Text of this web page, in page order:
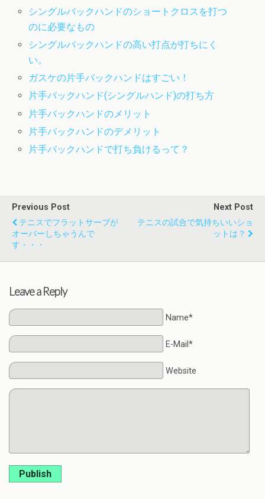
シングルバックハンドのショートクロスを打つ
のに必要なもの
シングルバックハンドの高い打点が打ちにく
い。
ガスケの片手バックハンドはすごい！
片手バックハンド(シングルハンド)の打ち方
片手バックハンドのメリット
片手バックハンドのデメリット
片手バックハンドで打ち負けるって？
Previous Post
テニスでフラットサーブが
オーバーしちゃうんで
す・・・
Next Post
テニスの試合で気持ちいいショ
ットは？
Leave a Reply
Name*
E-Mail*
Website
Publish